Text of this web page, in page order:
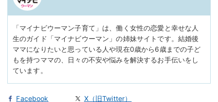
「マイナビウーマン子育て」は、働く女性の恋愛と幸せな人
生のガイド「マイナビウーマン」の姉妹サイトです。結婚後
ママになりたいと思っている人や現在0歳から6歳までの子ど
もを持つママの、日々の不安や悩みを解決するお手伝いをし
ています。
Facebook X（旧Twitter）